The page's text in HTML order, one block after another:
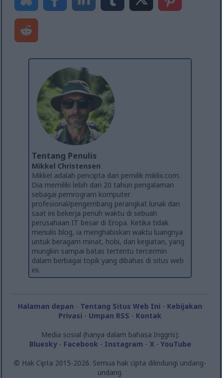
Tentang Penulis
Mikkel Christensen
Mikkel adalah pencipta dan pemilik miklix.com.
Dia memiliki lebih dari 20 tahun pengalaman
sebagai pemrogram komputer
profesional/pengembang perangkat lunak dan
saat ini bekerja penuh waktu di sebuah
perusahaan IT besar di Eropa. Ketika tidak
menulis blog, ia menghabiskan waktu luangnya
untuk beragam minat, hobi, dan kegiatan, yang
mungkin sampai batas tertentu tercermin
dalam berbagai topik yang dibahas di situs web
ini.
Halaman depan - Tentang Situs Web Ini - Kebijakan
Privasi - Umpan RSS - Kontak
Media sosial (hanya dalam bahasa Inggris):
Bluesky- Facebook - Instagram - X- YouTube
© Hak Cipta 2015-2026. Semua hak cipta dilindungi undang-
undang.